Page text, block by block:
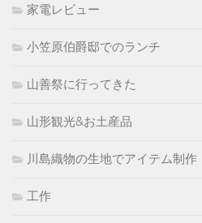
家電レビュー
小笠原伯爵邸でのランチ
山善祭に行ってきた
山形観光&お土産品
川島織物の生地でアイテム制作
工作